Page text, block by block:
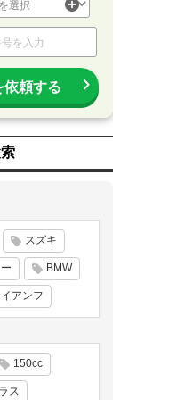
依頼する
スズキ
BMW
イアンフ
150cc
ス